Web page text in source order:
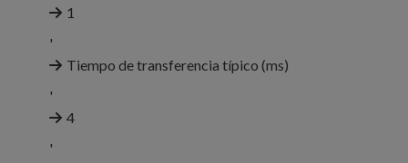
1
'
Tiempo de transferencia típico (ms)
'
4
'